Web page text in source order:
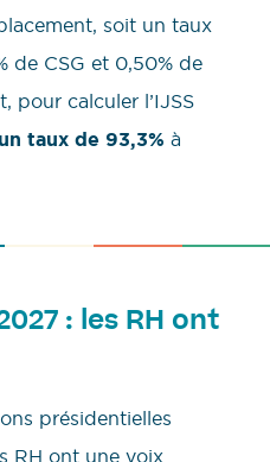
soit un taux
de CSG et 0,50% de
pour calculer l’IJSS
un taux de 93,3% à
: les RH ont
présidentielles
RH ont une voix